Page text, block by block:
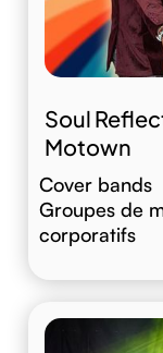
Soul
Motown
Cover bands
Groupes de
corporatifs